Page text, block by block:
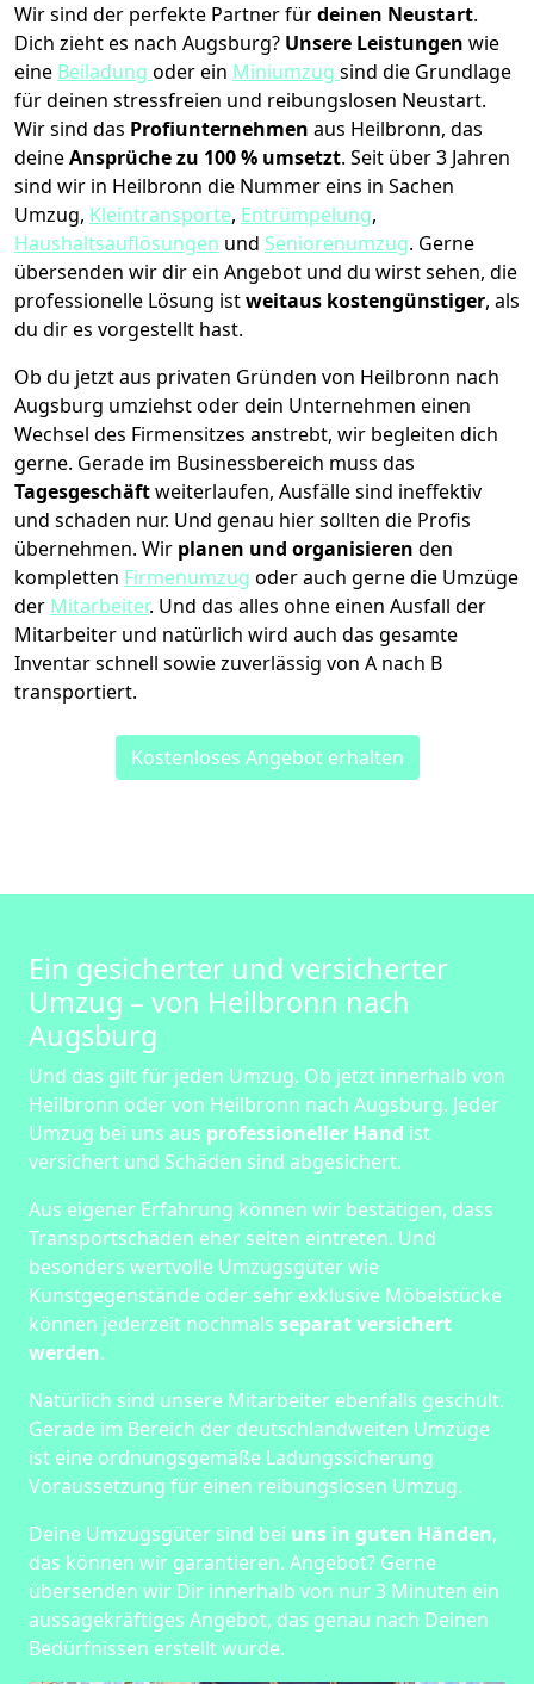
Wir sind der perfekte Partner fürdeinen Neustart.
Dich zieht es nach Augsburg? Unsere Leistungen wie
eine Beiladung oder ein Miniumzug sind die Grundlage
für deinen stressfreien und reibungslosen Neustart.
Wir sind das Profiunternehmen aus Heilbronn, das
deineAnsprüche zu 100 % umsetzt. Seit über 3 Jahren
sind wir in Heilbronn die Nummer eins in Sachen
Umzug, Kleintransporte, Entrümpelung,
Haushaltsauflösungen und Seniorenumzug. Gerne
übersenden wir dir ein Angebot und du wirst sehen, die
professionelle Lösung istweitaus kostengünstiger, als
du dir es vorgestellt hast.
Ob du jetzt aus privaten Gründen von Heilbronn nach
Augsburg umziehst oder dein Unternehmen einen
Wechsel des Firmensitzes anstrebt, wir begleiten dich
gerne. Gerade im Businessbereich muss das
Tagesgeschäftweiterlaufen, Ausfälle sind ineffektiv
und schaden nur. Und genau hier sollten die Profis
übernehmen. Wir planen und organisieren den
kompletten Firmenumzug oder auch gerne die Umzüge
der Mitarbeiter. Und das alles ohne einen Ausfall der
Mitarbeiter und natürlich wird auch das gesamte
Inventar schnell sowie zuverlässig von A nach B
transportiert.
Kostenloses Angebot erhalten
Ein gesicherter und versicherter
Umzug – von Heilbronn nach
Augsburg
Und das gilt für jeden Umzug. Ob jetzt innerhalb von
Heilbronn oder von Heilbronn nach Augsburg. Jeder
Umzug bei uns aus professioneller Hand ist
versichert und Schäden sind abgesichert.
Aus eigener Erfahrung können wir bestätigen, dass
Transportschäden eher selten eintreten. Und
besonders wertvolle Umzugsgüter wie
Kunstgegenstände oder sehr exklusive Möbelstücke
können jederzeit nochmals separat versichert
werden.
Natürlich sind unsere Mitarbeiter ebenfalls geschult.
Gerade im Bereich der deutschlandweiten Umzüge
ist eine ordnungsgemäße Ladungssicherung
Voraussetzung für einen reibungslosen Umzug.
Deine Umzugsgüter sind bei uns in guten Händen,
das können wir garantieren. Angebot? Gerne
übersenden wir Dir innerhalb von nur 3 Minuten ein
aussagekräftiges Angebot, das genau nach Deinen
Bedürfnissen erstellt wurde.